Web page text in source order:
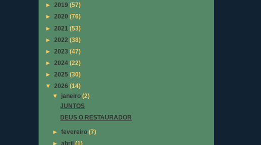
► 2019 (57)
► 2020 (76)
► 2021 (53)
► 2022 (38)
► 2023 (47)
► 2024 (22)
► 2025 (30)
▼ 2026 (14)
▼ janeiro(2)
JUNTOS
DEUS O RESTAURADOR
►fevereiro(7)